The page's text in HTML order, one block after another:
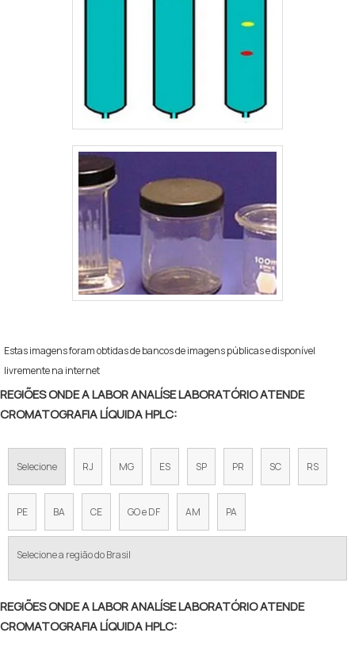
Estas imagens foram obtidas de bancos de imagens públicas e disponível
livremente na internet
REGIÕES ONDE A LABOR ANALÍSE LABORATÓRIO ATENDE
CROMATOGRAFIA LÍQUIDA HPLC:
Selecione RJ MG ES SP PR SC RS
PE BA CE GO e DF AM PA
Selecione a região do Brasil
REGIÕES ONDE A LABOR ANALÍSE LABORATÓRIO ATENDE
CROMATOGRAFIA LÍQUIDA HPLC: